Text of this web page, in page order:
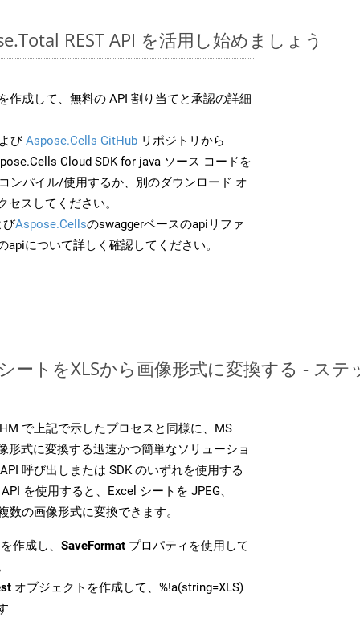
REST API を活用し始めましょう
作成して、無料の API 割り当てと承認の詳細
びAspose.Cells GitHub リポジトリから
Cloud SDK for java ソース コードを
ンパイル/使用するか、別のダウンロード オ
セスしてください。
びAspose.Cellsのswaggerベースのapiリファ
apiについて詳しく確認してください。
ートをXLSから画像形式に変換する - ス
で上記で示したプロセスと同様に、MS
形式に変換する迅速かつ簡単なソリューショ
呼び出しまたは SDK のいずれを使用する
を使用すると、Excel シートを JPEG、
数の画像形式に変換できます。
作成し、 SaveFormat プロパティを使用して
オブジェクトを作成して、%!a(string=XLS)